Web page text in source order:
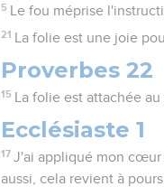
5 Le fou méprise
21 La folie est une joie
Proverbes 22
15 La folie est attachée
Ecclésiaste 1
17 J'ai appliqué mon cœur
aussi, cela revient à